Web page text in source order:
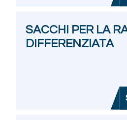
SACCHI PER LA
DIFFERENZIATA